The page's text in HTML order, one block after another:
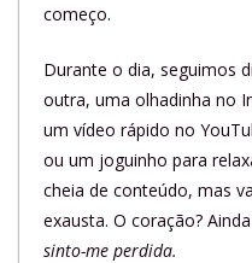
começo.
Durante o dia, seguimos
outra, uma olhadinha no
um vídeo rápido no
ou um joguinho para
cheia de conteúdo, mas
exausta. O coração?
sinto-me perdida.